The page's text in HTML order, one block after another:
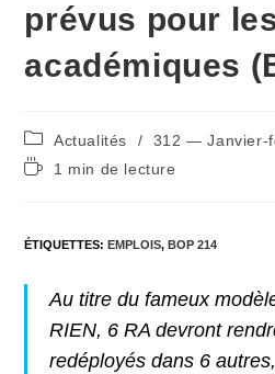
prévus pour
académiques
Post
category:
Actualités /
312 — Janvier-
Temps1 min de lecture
ÉTIQUETTES: EMPLOIS, BOP 214
Au titre du fameux
RIEN, 6 RA devront
redéployés dans 6